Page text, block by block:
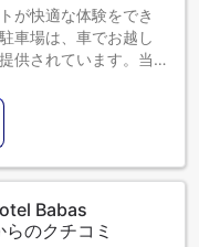
が快適な体験をでき
車場は、車でお越し
供されています。当
お約束します。 当宿
適なオプションで
すのでご注意くださ
客室は魅力的なデザ
め、エアコンやリネ
ります。客室内での
Babas
のクチコミ